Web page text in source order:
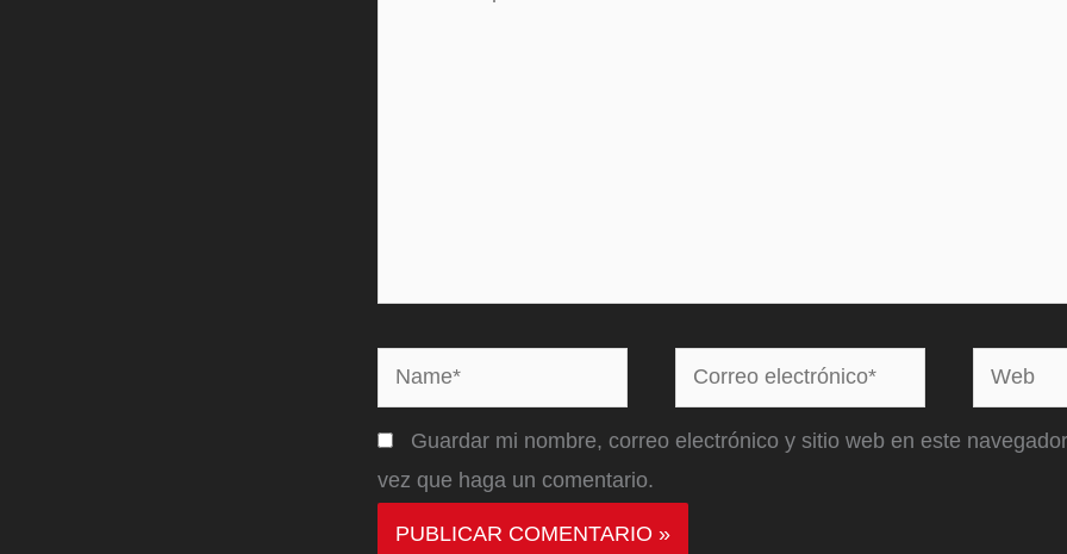
Name*
Correo
electrónico*
Web
Guardar mi nombre, correo electrónico y sitio web en este
vez que haga un comentario.